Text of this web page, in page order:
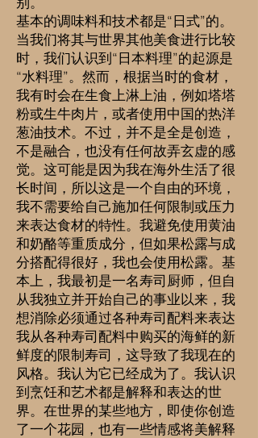
基本的调味料和技术都是“日式”的。
当我们将其与世界其他美食进行比较
时，我们认识到“日本料理”的起源是
“水料理”。然而，根据当时的食材，
我有时会在生食上淋上油，例如塔塔
粉或生牛肉片，或者使用中国的热洋
葱油技术。不过，并不是全是创造，
不是融合，也没有任何故弄玄虚的感
觉。这可能是因为我在海外生活了很
长时间，所以这是一个自由的环境，
我不需要给自己施加任何限制或压力
来表达食材的特性。我避免使用黄油
和奶酪等重质成分，但如果松露与成
分搭配得很好，我也会使用松露。基
本上，我最初是一名寿司厨师，但自
从我独立并开始自己的事业以来，我
想消除必须通过各种寿司配料来表达
我从各种寿司配料中购买的海鲜的新
鲜度的限制寿司，这导致了我现在的
风格。我认为它已经成为了。我认识
到烹饪和艺术都是解释和表达的世
界。在世界的某些地方，即使你创造
了一个花园，也有一些情感将美解释